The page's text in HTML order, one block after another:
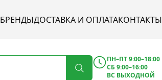
БРЕНДЫДОСТАВКА И ОПЛАТАКОНТАКТЫ
ПН–ПТ 9:00–18:00
СБ 9:00–16:00
ВС ВЫХОДНОЙ